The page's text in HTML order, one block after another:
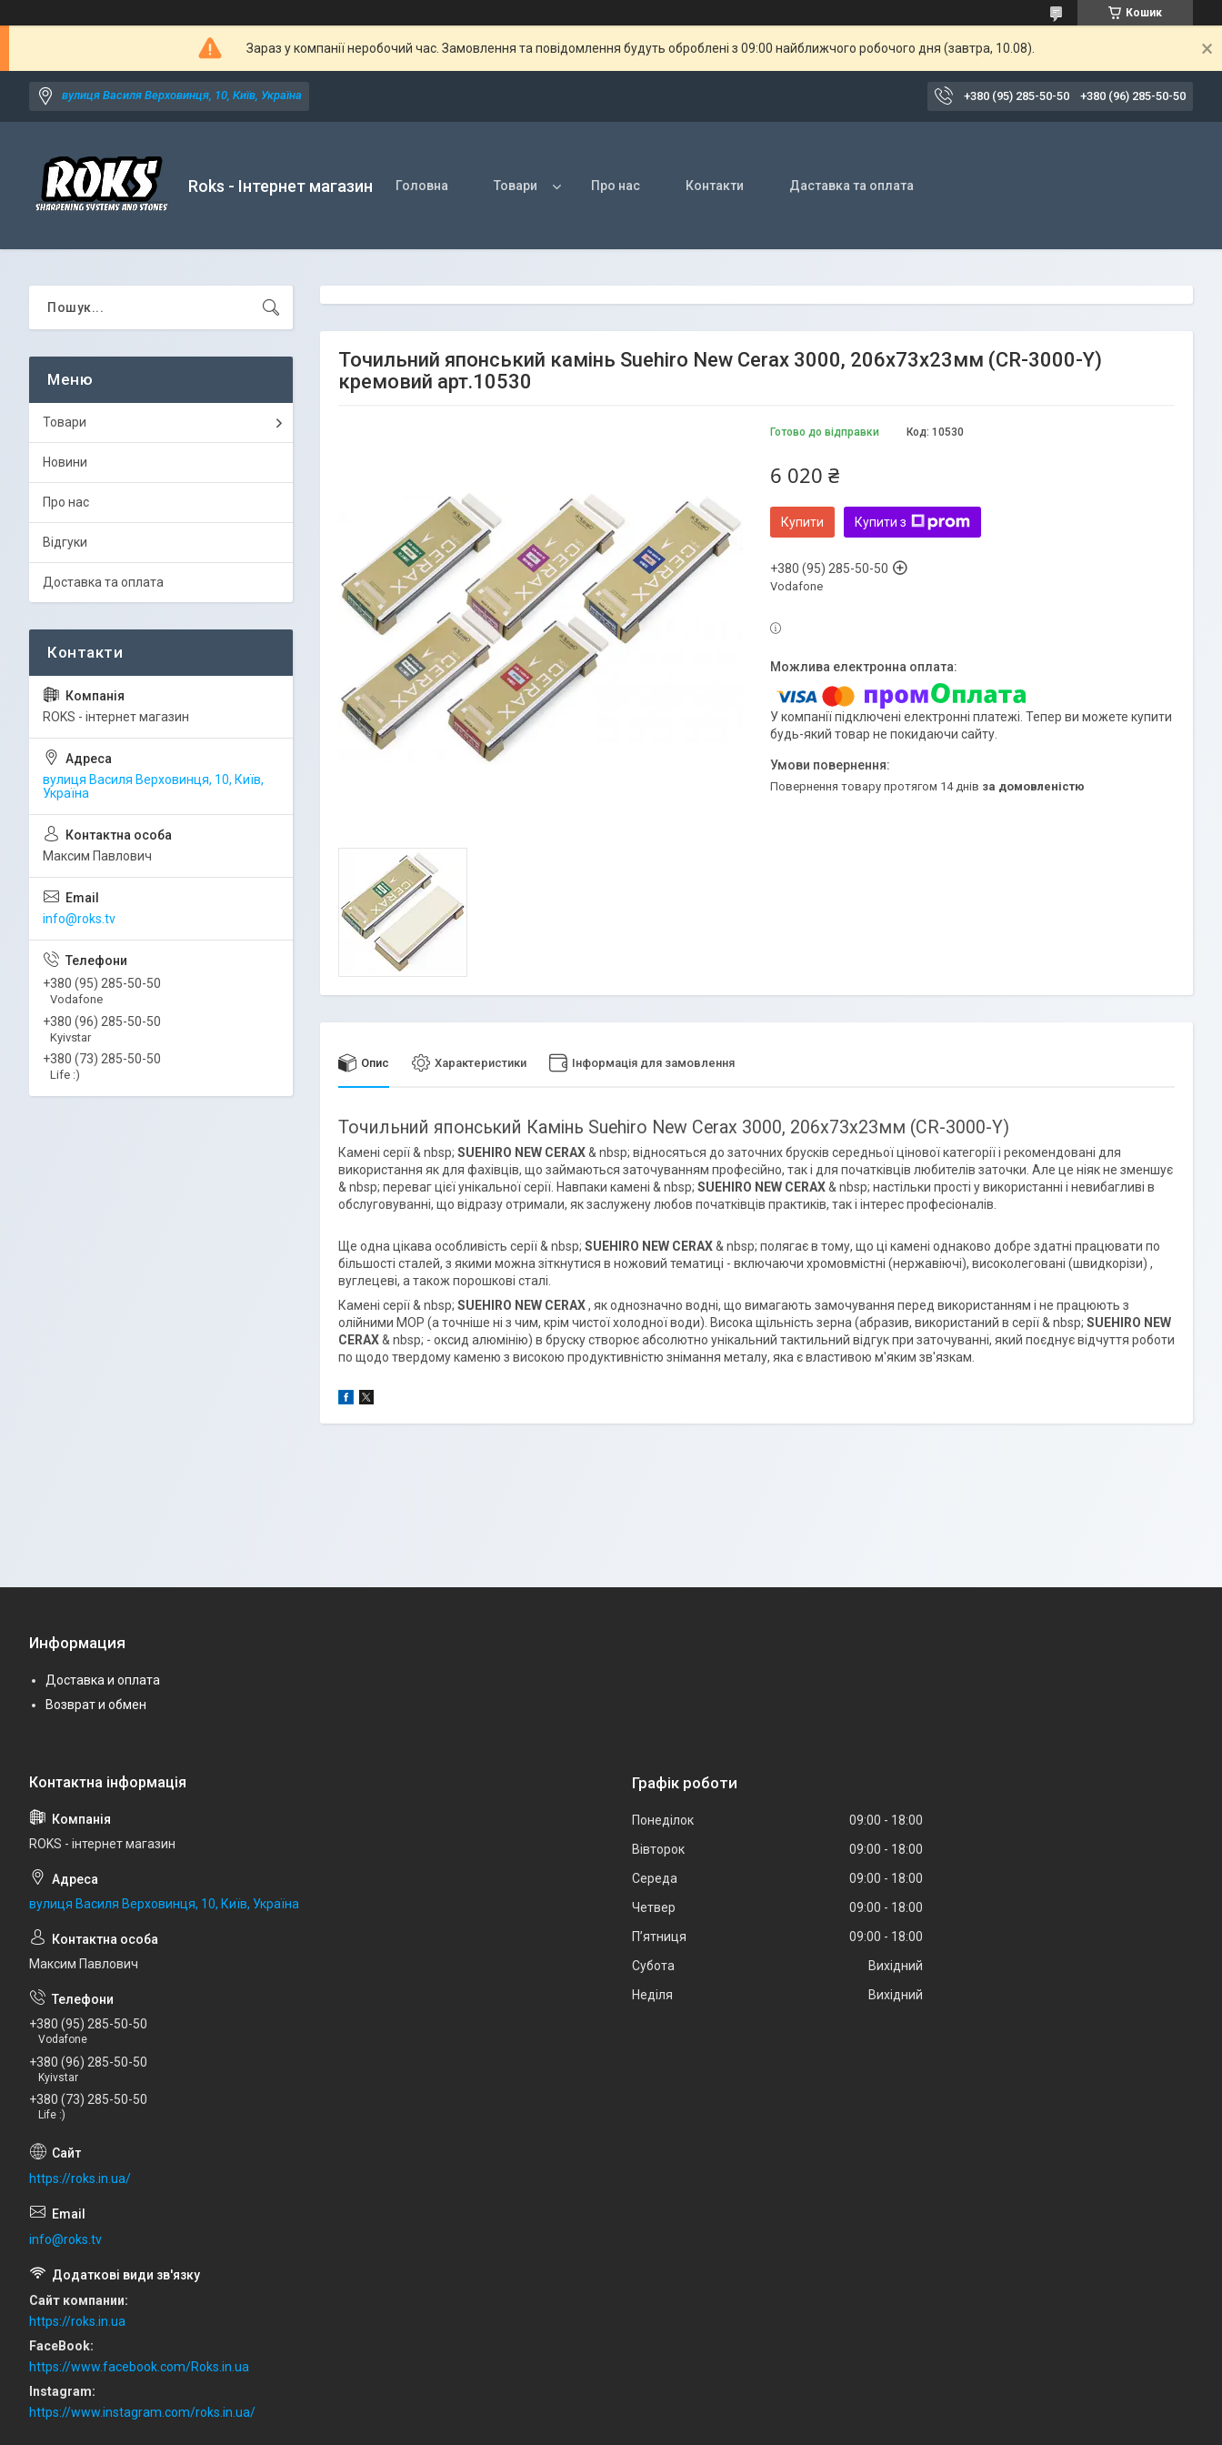
Кошик
Зараз у компанії неробочий час. Замовлення та повідомлення будуть оброблені з 09:00 найближчого робочого дня (завтра, 10.08).
вулиця Василя Верховинця, 10, Київ, Україна +380 (95) 285-50-50 +380 (96) 285-50-50
Roks - Інтернет магазин Головна Товари Про нас Контакти Даставка та оплата
Точильний японський камінь Suehiro New Cerax 3000, 206х73х23мм (CR-3000-Y)
кремовий арт.10530
Готово до відправки Код: 10530
6 020 ₴
Купити Купити з
+380 (95) 285-50-50
Vodafone
У компанії підключені електронні платежі. Тепер ви можете купити
будь-який товар не покидаючи сайту.
повернення товару протягом 14 днів за домовленістю
Опис Характеристики Інформація для замовлення
Точильний японський Камінь Suehiro New Cerax 3000, 206х73х23мм (CR-3000-Y)
Камені серії & nbsp; SUEHIRO NEW CERAX& nbsp; відносяться до заточних брусків середньої цінової категорії і рекомендовані для
використання як для фахівців, що займаються заточуванням професійно, так і для початківців любителів заточки. Але це ніяк не зменшує
& nbsp; переваг цієї унікальної серії. Навпаки камені & nbsp; SUEHIRO NEW CERAX& nbsp; настільки прості у використанні і невибагливі в
обслуговуванні, що відразу отримали, як заслужену любов початківців практиків, так і інтерес професіоналів.
Ще одна цікава особливість серії & nbsp; SUEHIRO NEW CERAX& nbsp; полягає в тому, що ці камені однаково добре здатні працювати по
більшості сталей, з якими можна зіткнутися в ножовий тематиці - включаючи хромовмістні (нержавіючі), високолеговані (швидкорізи) ,
вуглецеві, а також порошкові сталі.
Камені серії & nbsp; SUEHIRO NEW CERAX, як однозначно водні, що вимагають замочування перед використанням і не працюють з
олійними МОР (а точніше ні з чим, крім чистої холодної води). Висока щільність зерна (абразив, використаний в серії & nbsp; SUEHIRO NEW
CERAX& nbsp; - оксид алюмінію) в бруску створює абсолютно унікальний тактильний відгук при заточуванні, який поєднує відчуття роботи
по щодо твердому каменю з високою продуктивністю знімання металу, яка є властивою м'яким зв'язкам.
Товари
Новини
Про нас
Відгуки
Доставка та оплата
ROKS - інтернет магазин
вулиця Василя Верховинця, 10, Київ,
Україна
Максим Павлович
info@roks.tv
+380 (95) 285-50-50
Vodafone
+380 (96) 285-50-50
Kyivstar
+380 (73) 285-50-50
Life :)
Информация
Доставка и оплата
Возврат и обмен
ROKS - інтернет магазин
вулиця Василя Верховинця, 10, Київ, Україна
Максим Павлович
+380 (95) 285-50-50
Vodafone
+380 (96) 285-50-50
Kyivstar
+380 (73) 285-50-50
Life :)
https://roks.in.ua/
info@roks.tv
Сайт компании
https://roks.in.ua
FaceBook
https://www.facebook.com/Roks.in.ua
Instagram
https://www.instagram.com/roks.in.ua/
Графік роботи
Понеділок 09:00
18:00
Вівторок
09:00
18:00
Середа
09:00
18:00
Четвер
09:00
18:00
Пʼятниця
09:00
18:00
Субота
Вихідний
Неділя
Вихідний